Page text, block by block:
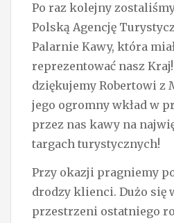
Po raz kolejny
Polską Agencję
Palarnie Kawy, która
reprezentować nasz
dziękujemy Robertowi z
jego ogromny wkład w
przez nas kawy na
targach turystycznych!
Przy okazji pragniemy
drodzy klienci. Dużo się
przestrzeni ostatniego